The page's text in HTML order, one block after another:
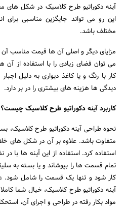
آینه دکوراتیو طرح کلاسیک در شکل های
این رو می تواند جایگزین مناسبی برای
مختلف باشد.
مزایای دیگر و اصلی آن ها قیمت مناسب
می توان فضای زیادی را با استفاده از
کار با رنگ و یا کاغذ دیواری به دلیل
دیدگی ها هزینه های بیشتری را در بر دارد.
کاربرد آینه دکوراتیو طرح کلاسیک چیست؟
نحوه طراحی آینه دکوراتیو طرح کلاسیک،
متفاوت باشد. علاوه بر آن در شکل های
استفاده کرد. استفاده از این آینه ها با
تمام قسمت ها را بپوشاند و یا بسته به
کار شود و تنها یک قسمت را شامل شود.
آینه دکوراتیو طرح کلاسیک، خیال شما
مواد بکار رفته در طراحی و اجرای آن،